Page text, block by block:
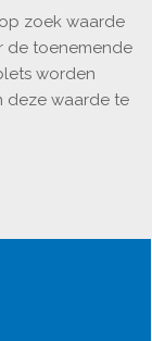
zoek waarde
de toenemende
worden
deze waarde te